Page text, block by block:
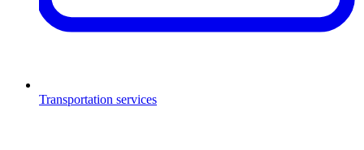
Transportation services